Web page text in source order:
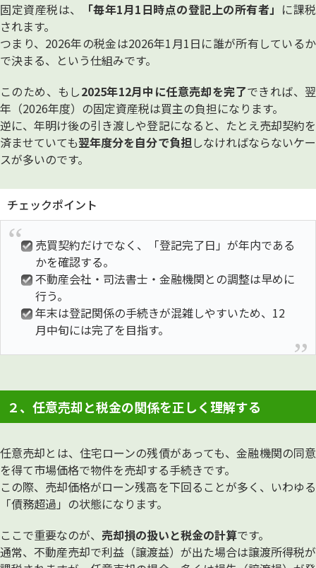
固定資産税は、 「毎年1月1日時点の登記上の所有者」 に課税
されます。
つまり、2026年の税金は2026年1月1日に誰が所有しているか
で決まる、という仕組みです。
このため、もし2025年12月中に任意売却を完了できれば、翌
年（2026年度）の固定資産税は買主の負担になります。
逆に、年明け後の引き渡しや登記になると、たとえ売却契約を
済ませていても翌年度分を自分で負担しなければならないケー
スが多いのです。
チェックポイント
売買契約だけでなく、「登記完了日」が年内である
かを確認する。
不動産会社・司法書士・金融機関との調整は早めに
行う。
年末は登記関係の手続きが混雑しやすいため、12
月中旬には完了を目指す。
２、任意売却と税金の関係を正しく理解する
任意売却とは、住宅ローンの残債があっても、金融機関の同意
を得て市場価格で物件を売却する手続きです。
この際、売却価格がローン残高を下回ることが多く、いわゆる
「債務超過」の状態になります。
ここで重要なのが、 売却損の扱いと税金の計算です。
通常、不動産売却で利益（譲渡益）が出た場合は譲渡所得税が